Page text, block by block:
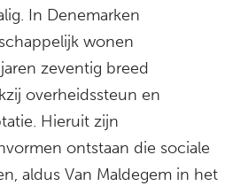
In Denemarken
wonen
zeventig breed
overheidssteun en
Hieruit zijn
ontstaan die sociale
aldus Van Maldegem in het